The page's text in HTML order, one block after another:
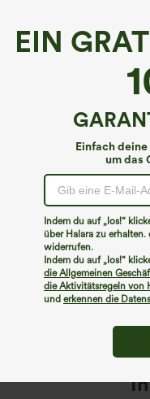
EIN
Einfach
um das
Indem du auf „los!“
über Halara zu
widerrufen.
Indem du auf „los!“
die Allgemeinen
die Aktivitätsregeln von
und erkennen die
Wir können die